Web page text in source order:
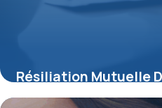
Résiliation Mutuelle
Conditions Légales